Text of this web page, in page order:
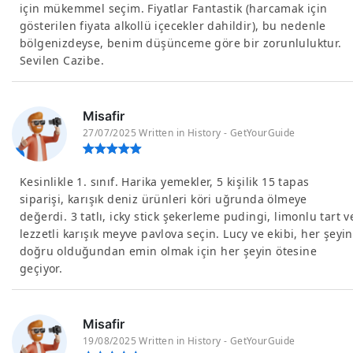
için mükemmel seçim. Fiyatlar Fantastik (harcamak için
gösterilen fiyata alkollü içecekler dahildir), bu nedenle
bölgenizdeyse, benim düşünceme göre bir zorunluluktur.
Sevilen Cazibe.
Misafir
27/07/2025 Written in History - GetYourGuide
Kesinlikle 1. sınıf. Harika yemekler, 5 kişilik 15 tapas
siparişi, karışık deniz ürünleri köri uğrunda ölmeye
değerdi. 3 tatlı, icky stick şekerleme pudingi, limonlu tart
lezzetli karışık meyve pavlova seçin. Lucy ve ekibi, her şeyin
doğru olduğundan emin olmak için her şeyin ötesine
geçiyor.
Misafir
19/08/2025 Written in History - GetYourGuide